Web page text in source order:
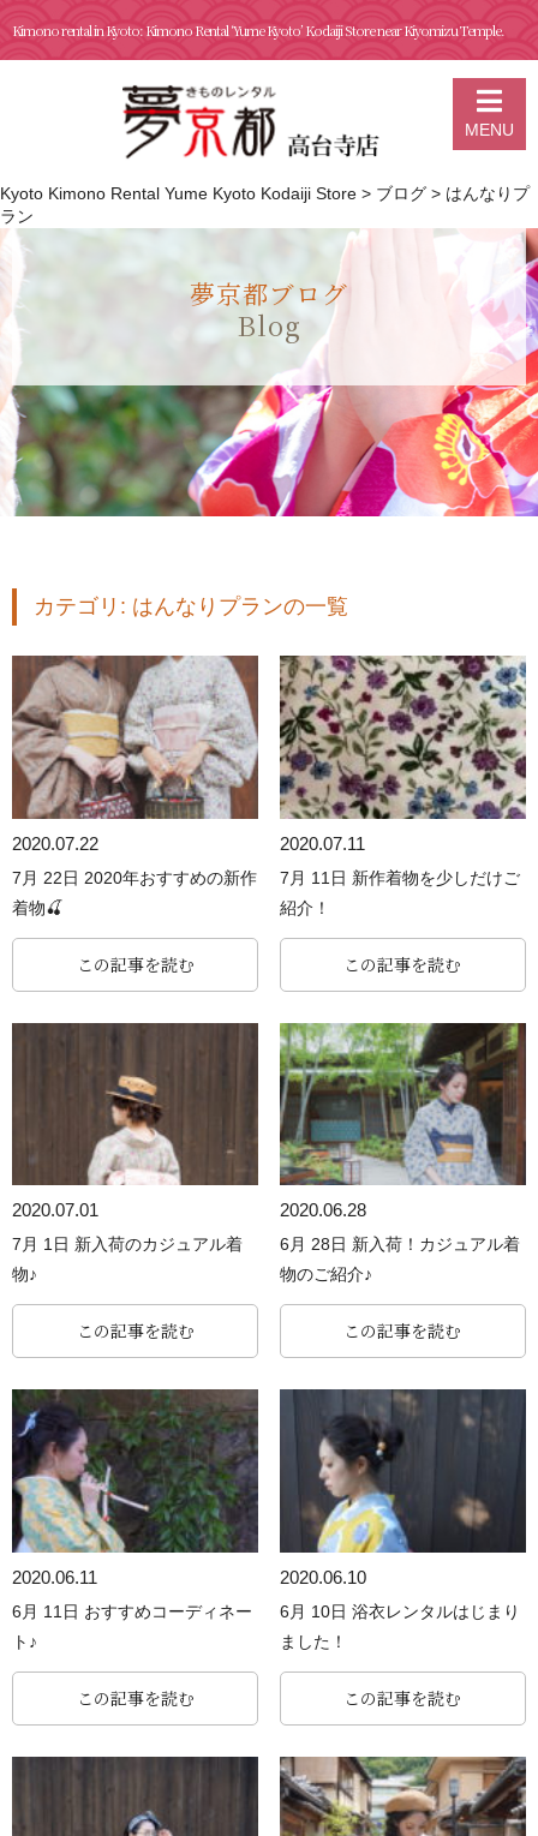
Kimono rental in Kyoto: Kimono Rental ‘Yume Kyoto’ Kodaiji Store near Kiyomizu Temple.
MENU
Kyoto Kimono Rental Yume Kyoto Kodaiji Store > ブログ > はんなりプ
ラン
夢京都ブログ
Blog
カテゴリ: はんなりプランの一覧
2020.07.22
7月 22日 2020年おすすめの新作
着物🍒
この記事を読む
2020.07.11
7月 11日 新作着物を少しだけご
紹介！
この記事を読む
2020.07.01
7月 1日 新入荷のカジュアル着
物♪
この記事を読む
2020.06.28
6月 28日 新入荷！カジュアル着
物のご紹介♪
この記事を読む
2020.06.11
6月 11日 おすすめコーディネー
ト♪
この記事を読む
2020.06.10
6月 10日 浴衣レンタルはじまり
ました！
この記事を読む